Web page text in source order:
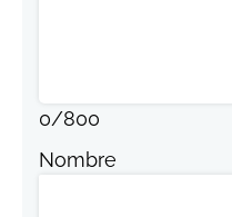
0/800
Nombre